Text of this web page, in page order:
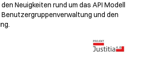
Neuigkeiten rund um das API Modell
Benutzergruppenverwaltung und den